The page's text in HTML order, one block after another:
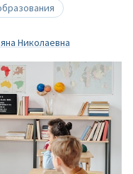
Николаевна